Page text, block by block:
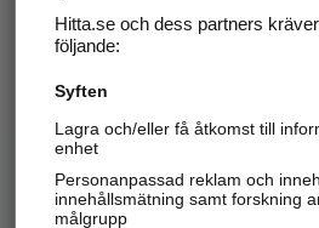
Hitta.se - Gratis
Sök företag, personer och platser.
Hitta telefonnummer, adresser,
Hitta.se och dess partners
följande:
Syften
Lagra och/eller få åtkomst till
enhet
Personanpassad reklam och
innehållsmätning samt forskning
målgrupp